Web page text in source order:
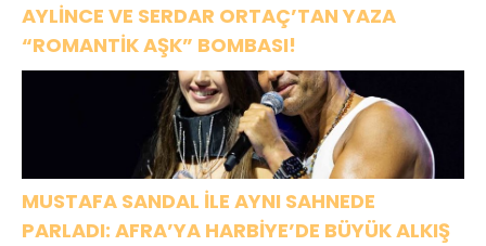
AYLİNCE VE SERDAR ORTAÇ’TAN YAZA
“ROMANTİK AŞK” BOMBASI!
MUSTAFA SANDAL İLE AYNI SAHNEDE
PARLADI: AFRA’YA HARBİYE’DE BÜYÜK ALKIŞ